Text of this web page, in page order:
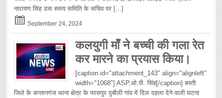
नारायण सिंह उस समय समिति के सचिव पर [...]
September 24, 2024
कलयुगी माँ ने बच्ची की गला रेत
कर मारने का प्रयास किया।
[caption id="attachment_143" align="alignleft"
width="1068"] ASP,ओ.पी. सिंह[/caption] बस्ती
जिले के कप्तानगंज थाना क्षेत्र के परसपुर दुबौली गांव में दिल दहला देने वाली घटना